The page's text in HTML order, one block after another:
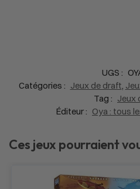
UGS :
Catégories : Jeux de draft
Tag : Jeux
Éditeur : Oya : tous
Ces jeux pourraient